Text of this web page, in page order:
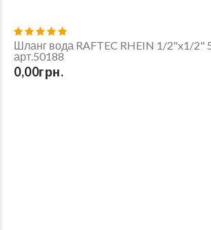
Шланг вода RAFTEC RHEIN 1/2"x1/2"
арт.50188
0,00грн.